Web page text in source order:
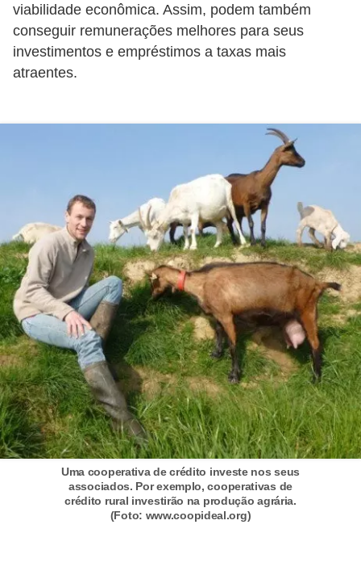
viabilidade econômica. Assim, podem também
conseguir remunerações melhores para seus
investimentos e empréstimos a taxas mais
atraentes.
Uma cooperativa de crédito investe nos seus
associados. Por exemplo, cooperativas de
crédito rural investirão na produção agrária.
(Foto: www.coopideal.org)
e
d
é
u
c
a
ç
ã
o
f
i
n
a